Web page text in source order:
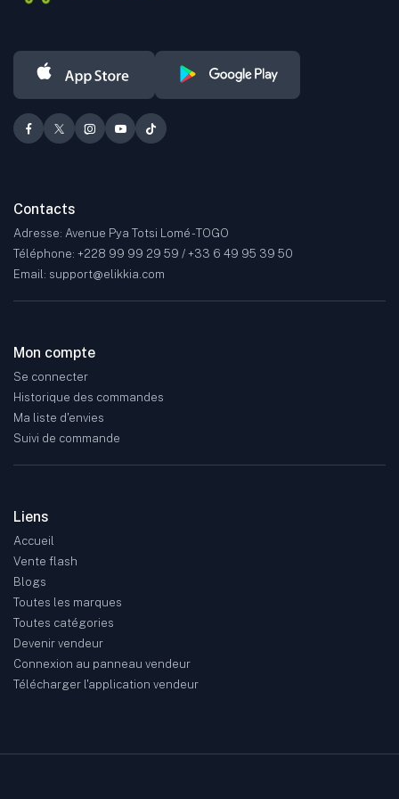
Contacts
Adresse: Avenue Pya Totsi Lomé - TOGO
Téléphone: +228 99 99 29 59 / +33 6 49 95 39 50
Email: support@elikkia.com
Mon compte
Se connecter
Historique des commandes
Ma liste d'envies
Suivi de commande
Liens
Accueil
Vente flash
Blogs
Toutes les marques
Toutes catégories
Devenir vendeur
Connexion au panneau vendeur
Télécharger l'application vendeur